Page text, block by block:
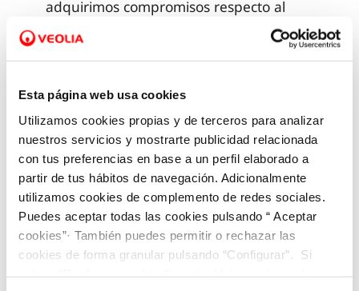
Esta página web usa cookies
Utilizamos cookies propias y de terceros para analizar
nuestros servicios y mostrarte publicidad relacionada
con tus preferencias en base a un perfil elaborado a
partir de tus hábitos de navegación. Adicionalmente
utilizamos cookies de complemento de redes sociales.
Puedes aceptar todas las cookies pulsando “ Aceptar
cookies”· También puedes permitir o rechazar las
cookies de forma granular pulsando “Configurar”. Si
adquirimos compromisos respecto al
servicio en materia de
counsel, entre otras acciones.
VALORES
Acción social
Generación de oportunidades